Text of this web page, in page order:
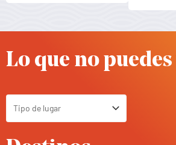
Lo que no
Toggle Select
Tipo de lugar